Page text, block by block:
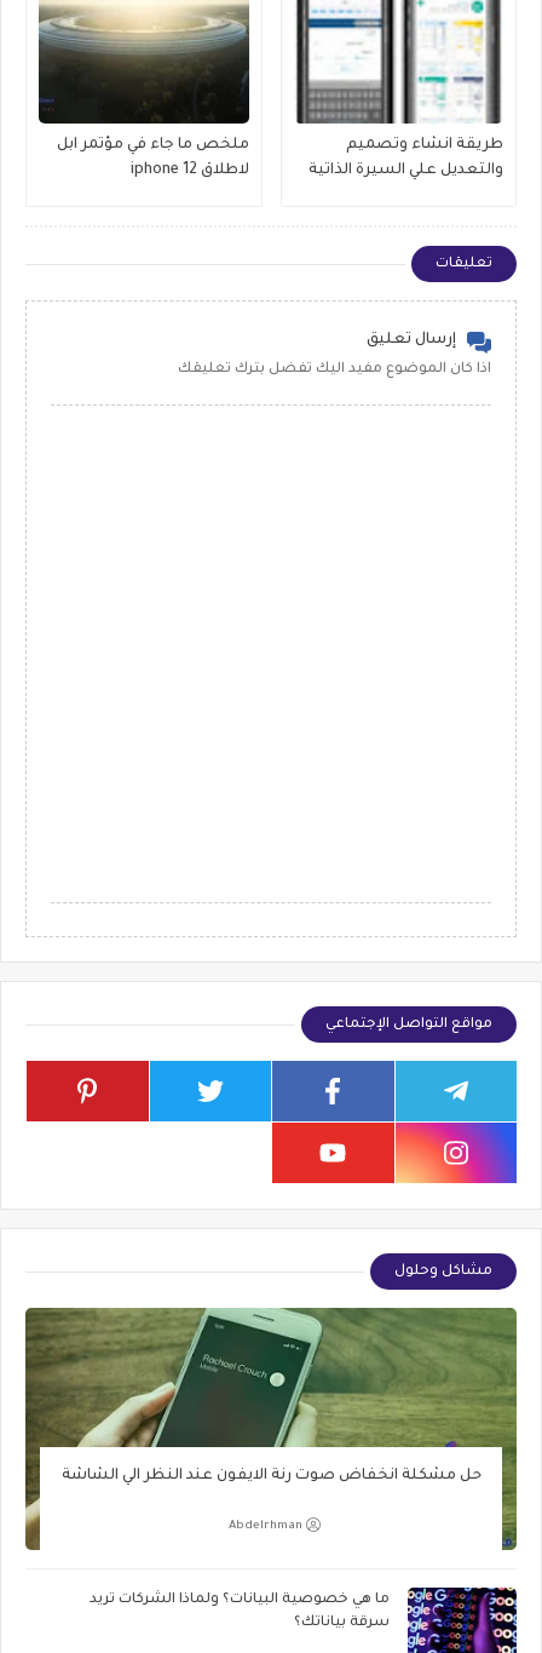
طريقة انشاء وتصميم
والتعديل علي السيرة الذاتية
ملخص ما جاء في مؤتمر ابل
لاطلاق iphone 12
تعليقات
إرسال تعليق
اذا كان الموضوع مفيد اليك تفضل بترك تعليقك
مواقع التواصل الإجتماعي
مشاكل وحلول
حل مشكلة انخفاض صوت رنة الايفون عند النظر الي الشاشة
Abdelrhman
ما هي خصوصية البيانات؟ ولماذا الشركات تريد
سرقة بياناتك؟